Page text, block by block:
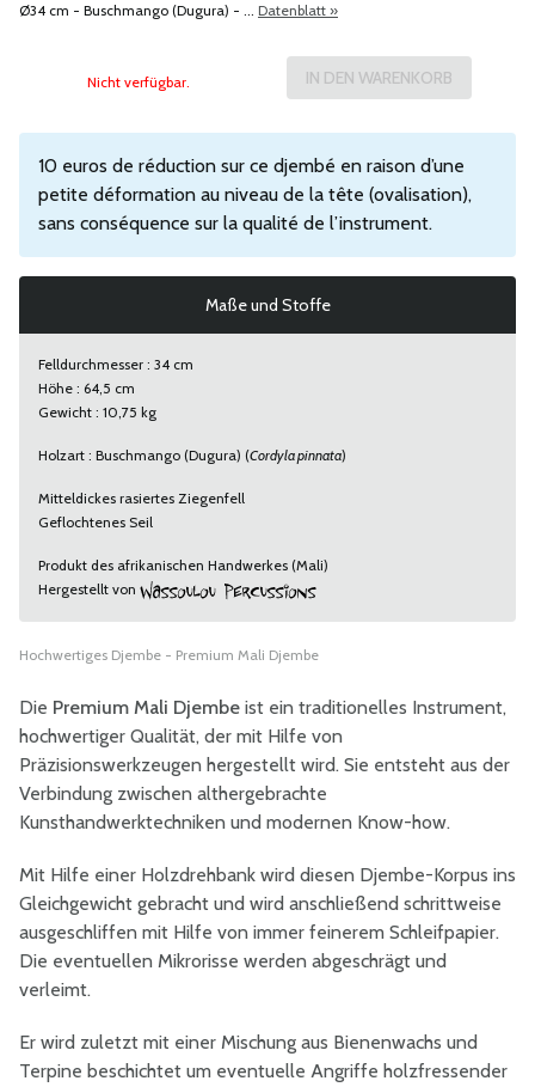
Ø34 cm - Buschmango (Dugura) - ... Datenblatt »
Nicht verfügbar.
10 euros de réduction sur ce djembé en raison d’une
petite déformation au niveau de la tête (ovalisation),
sans conséquence sur la qualité de l’instrument.
Maße und Stoffe
Felldurchmesser : 34 cm
Höhe : 64,5 cm
Gewicht : 10,75 kg
Holzart : Buschmango (Dugura) (Cordyla pinnata)
Mitteldickes rasiertes Ziegenfell
Geflochtenes Seil
Produkt des afrikanischen Handwerkes (Mali)
Hergestellt von
Hochwertiges Djembe - Premium Mali Djembe
Die Premium Mali Djembe ist ein traditionelles Instrument,
hochwertiger Qualität, der mit Hilfe von
Präzisionswerkzeugen hergestellt wird. Sie entsteht aus der
Verbindung zwischen althergebrachte
Kunsthandwerktechniken und modernen Know-how.
Mit Hilfe einer Holzdrehbank wird diesen Djembe-Korpus ins
Gleichgewicht gebracht und wird anschließend schrittweise
ausgeschliffen mit Hilfe von immer feinerem Schleifpapier.
Die eventuellen Mikrorisse werden abgeschrägt und
verleimt.
Er wird zuletzt mit einer Mischung aus Bienenwachs und
Terpine beschichtet um eventuelle Angriffe holzfressender